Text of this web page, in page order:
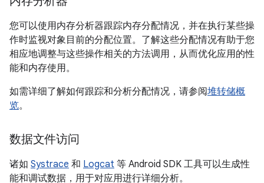
您可以使用内存分析器跟踪内存分配情况，并在执行某些操
作时监视对象目前的分配位置。了解这些分配情况有助于您
相应地调整与这些操作相关的方法调用，从而优化应用的性
能和内存使用。
如需详细了解如何跟踪和分析分配情况，请参阅堆转储概
览。
数据文件访问
诸如 Systrace 和 Logcat 等 Android SDK 工具可以生成性
能和调试数据，用于对应用进行详细分析。